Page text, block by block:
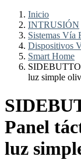
Inicio
INTRUSIÓN
Sistemas Vía
Dispositivos
Smart Home
luz simple
Panel
luz